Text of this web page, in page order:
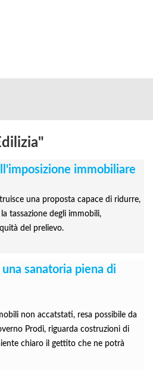
immobiliare
una proposta capace di ridurre,
tassazione degli immobili,
del prelievo.
sanatoria piena di
non accatstati, resa possibile da
Prodi, riguarda costruzioni di
chiaro il gettito che ne potrà